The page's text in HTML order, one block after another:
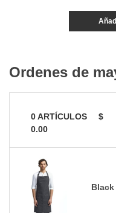
Ordenes de
0ARTÍCULOS
$
0.00
Black